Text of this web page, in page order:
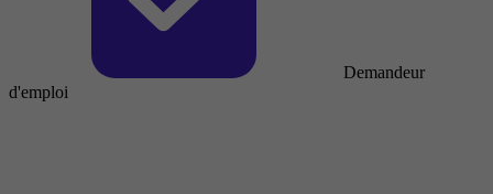
Demandeur
d'emploi